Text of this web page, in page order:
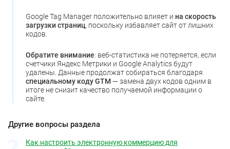
Google Tag Manager положительно влияет и на скорость
загрузки страниц, поскольку избавляет сайт от лишних
кодов.
Обратите внимание: веб-статистика не потеряется, если
счетчики Яндекс Метрики и Google Analytics будут
удалены. Данные продолжат собираться благодаря
специальному коду GTM— замена двух кодов одним в
итоге не снизит качество получаемой информации о
сайте.
Другие вопросы раздела
Как настроить электронную коммерцию для